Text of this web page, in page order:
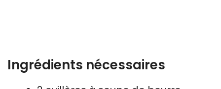
Ingrédients nécessaires